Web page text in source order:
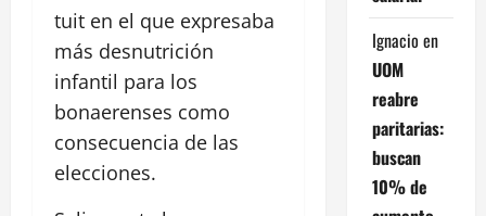
tuit en el que expresaba
más desnutrición
infantil para los
bonaerenses como
consecuencia de las
elecciones.
Ignacio en
UOM
reabre
paritarias:
buscan
10% de